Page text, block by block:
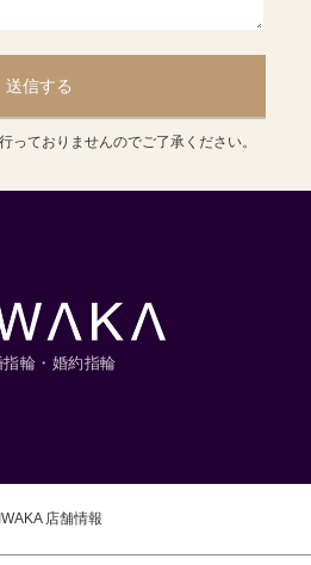
送信する
ておりませんのでご了承ください。
指輪・婚約指輪
店舗情報